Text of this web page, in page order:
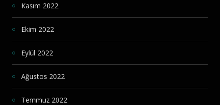
Kasım 2022
Ekim 2022
Eylül 2022
Ağustos 2022
Temmuz 2022